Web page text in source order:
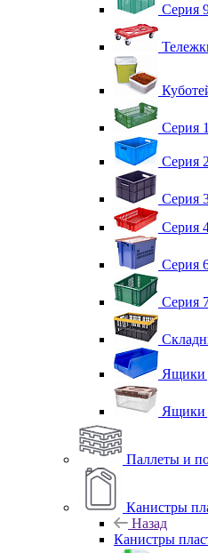
Серия
Серия
Серия
Серия
Серия
Серия
Серия
Ящики
Ящики
Паллеты и
Канистры
Назад
Канистры